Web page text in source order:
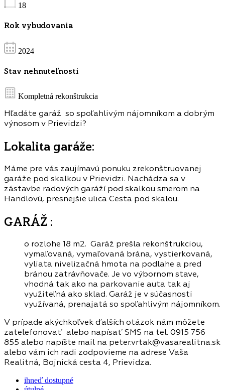
18
Rok vybudovania
2024
Stav nehnuteľnosti
Kompletná rekonštrukcia
Hľadáte garáž so spoľahlivým nájomníkom a dobrým
výnosom v Prievidzi?
Lokalita garáže:
Máme pre vás zaujímavú ponuku zrekonštruovanej
garáže pod skalkou v Prievidzi. Nachádza sa v
zástavbe radových garáží pod skalkou smerom na
Handlovú, presnejšie ulica Cesta pod skalou.
GARÁŽ :
o rozlohe 18 m2. Garáž prešla rekonštrukciou,
vymaľovaná, vymaľovaná brána, vystierkovaná,
vyliata nivelizačná hmota na podlahe a pred
bránou zatrávňovače. Je vo výbornom stave,
vhodná tak ako na parkovanie auta tak aj
využiteľná ako sklad. Garáž je v súčasnosti
využívaná, prenajatá so spoľahlivým nájomníkom.
V prípade akýchkoľvek ďalších otázok nám môžete
zatelefonovať alebo napísať SMS na tel. 0915 756
855 alebo napíšte mail na peter.vrtak@vasarealitna.sk
alebo vám ich radi zodpovieme na adrese Vaša
Realitná, Bojnická cesta 4, Prievidza.
ihneď dostupné